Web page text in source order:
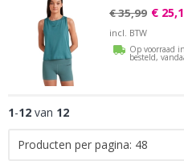
€ 35,99 €
incl. BTW
Op voorraad
besteld,
1-12 van 12
Producten per pagina: 48